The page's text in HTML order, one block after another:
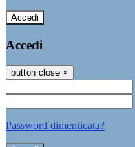
Accedi
Accedi
button close ×
Password dimenticata?